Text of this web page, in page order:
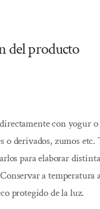
del producto
con yogur o
o derivados, zumos
para elaborar
a temperatura
protegido de la luz.